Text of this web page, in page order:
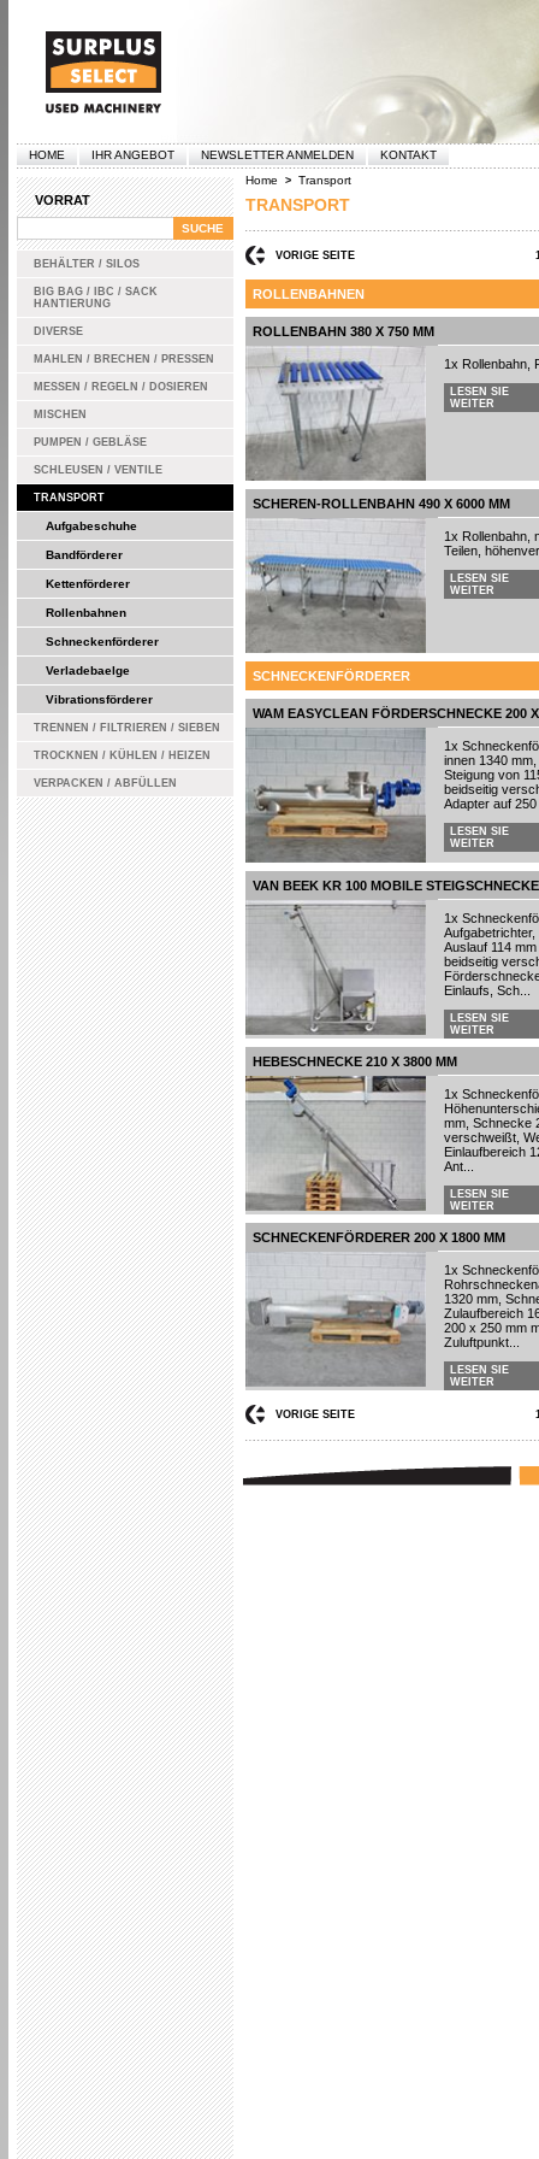
HOME IHR ANGEBOT NEWSLETTER ANMELDEN KONTAKT
VORRAT
BEHÄLTER / SILOS
BIG BAG / IBC / SACK
HANTIERUNG
DIVERSE
MAHLEN / BRECHEN / PRESSEN
MESSEN / REGELN / DOSIEREN
MISCHEN
PUMPEN / GEBLÄSE
SCHLEUSEN / VENTILE
TRANSPORT
Aufgabeschuhe
Bandförderer
Kettenförderer
Rollenbahnen
Schneckenförderer
Verladebaelge
Vibrationsförderer
TRENNEN / FILTRIEREN / SIEBEN
TROCKNEN / KÜHLEN / HEIZEN
VERPACKEN / ABFÜLLEN
Home > Transport
TRANSPORT
VORIGE SEITE
ROLLENBAHNEN
ROLLENBAHN 380 X 750 MM
1x Rollenbahn,
LESEN SIE
WEITER
SCHEREN-ROLLENBAHN 490 X 6000 MM
1x Rollenbahn,
Teilen,
LESEN SIE
WEITER
SCHNECKENFÖRDERER
WAM EASYCLEAN FÖRDERSCHNECKE 200
1x
innen 1340
Steigung von
beidseitig
Adapter auf
LESEN SIE
WEITER
VAN BEEK KR 100 MOBILE
1x
Auslauf 114
beidseitig
Einlaufs, Sch...
LESEN SIE
WEITER
HEBESCHNECKE 210 X 3800 MM
1x
mm, Schnecke
verschweißt,
Einlaufbereich
Ant...
LESEN SIE
WEITER
SCHNECKENFÖRDERER 200 X 1800 MM
1x
1320 mm,
Zulaufbereich
200 x 250 mm
Zuluftpunkt...
LESEN SIE
WEITER
VORIGE SEITE